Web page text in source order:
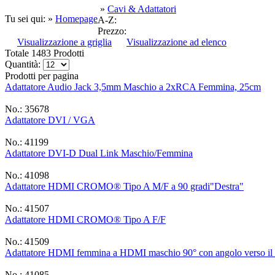
Tu sei qui: » Homepage
» Cavi & Adattatori
A-Z:
Prezzo:
Visualizzazione a griglia
Visualizzazione ad elenco
Totale 1483 Prodotti
Quantità:
Prodotti per pagina
Adattatore Audio Jack 3,5mm Maschio a 2xRCA Femmina, 25cm
No.: 35678
Adattatore DVI / VGA
No.: 41199
Adattatore DVI-D Dual Link Maschio/Femmina
No.: 41098
Adattatore HDMI CROMO® Tipo A M/F a 90 gradi"Destra"
No.: 41507
Adattatore HDMI CROMO® Tipo A F/F
No.: 41509
Adattatore HDMI femmina a HDMI maschio 90° con angolo verso il